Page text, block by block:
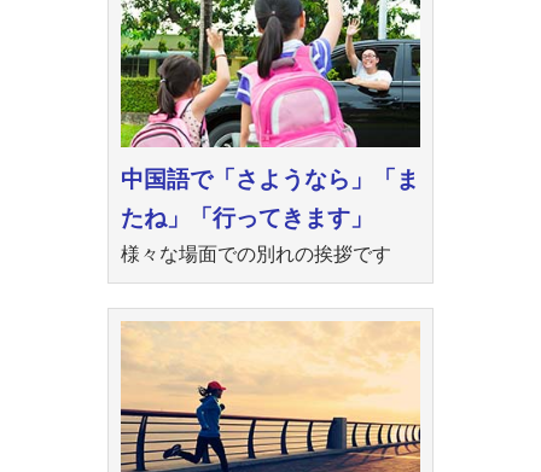
中国語で「さようなら」「ま
たね」「行ってきます」
様々な場面での別れの挨拶です